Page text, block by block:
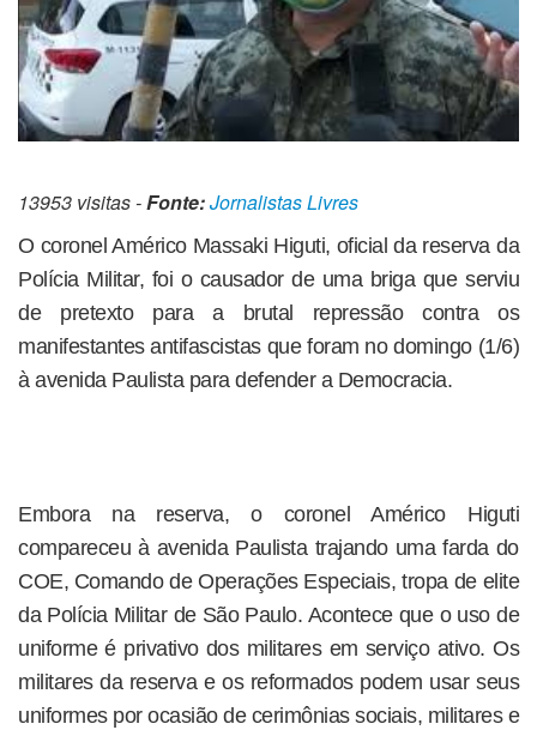
13953 visitas -Fonte:Jornalistas Livres
O coronel Américo Massaki Higuti, oficial da reserva da
Polícia Militar, foi o causador de uma briga que serviu
de pretexto para a brutal repressão contra os
manifestantes antifascistas que foram no domingo (1/6)
à avenida Paulista para defender a Democracia.
Embora na reserva, o coronel Américo Higuti
compareceu à avenida Paulista trajando uma farda do
COE, Comando de Operações Especiais, tropa de elite
da Polícia Militar de São Paulo. Acontece que o uso de
uniforme é privativo dos militares em serviço ativo. Os
militares da reserva e os reformados podem usar seus
uniformes por ocasião de cerimônias sociais, militares e